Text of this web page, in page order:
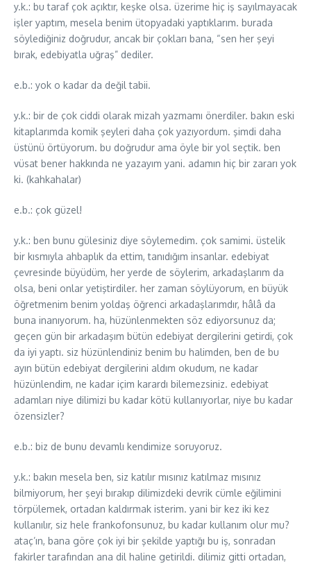
y.k.: bu taraf çok açıktır, keşke olsa. üzerime hiç iş sayılmayacak
işler yaptım, mesela benim ütopyadaki yaptıklarım. burada
söylediğiniz doğrudur, ancak bir çokları bana, “sen her şeyi
bırak, edebiyatla uğraş” dediler.
e.b.: yok o kadar da değil tabii.
y.k.: bir de çok ciddi olarak mizah yazmamı önerdiler. bakın eski
kitaplarımda komik şeyleri daha çok yazıyordum. şimdi daha
üstünü örtüyorum. bu doğrudur ama öyle bir yol seçtik. ben
vüsat bener hakkında ne yazayım yani. adamın hiç bir zararı yok
ki. (kahkahalar)
e.b.: çok güzel!
y.k.: ben bunu gülesiniz diye söylemedim. çok samimi. üstelik
bir kısmıyla ahbaplık da ettim, tanıdığım insanlar. edebiyat
çevresinde büyüdüm, her yerde de söylerim, arkadaşlarım da
olsa, beni onlar yetiştirdiler. her zaman söylüyorum, en büyük
öğretmenim benim yoldaş öğrenci arkadaşlarımdır, hâlâ da
buna inanıyorum. ha, hüzünlenmekten söz ediyorsunuz da;
geçen gün bir arkadaşım bütün edebiyat dergilerini getirdi, çok
da iyi yaptı. siz hüzünlendiniz benim bu halimden, ben de bu
ayın bütün edebiyat dergilerini aldım okudum, ne kadar
hüzünlendim, ne kadar içim karardı bilemezsiniz. edebiyat
adamları niye dilimizi bu kadar kötü kullanıyorlar, niye bu kadar
özensizler?
e.b.: biz de bunu devamlı kendimize soruyoruz.
y.k.: bakın mesela ben, siz katılır mısınız katılmaz mısınız
bilmiyorum, her şeyi bırakıp dilimizdeki devrik cümle eğilimini
törpülemek, ortadan kaldırmak isterim. yani bir kez iki kez
kullanılır, siz hele frankofonsunuz, bu kadar kullanım olur mu?
ataç’ın, bana göre çok iyi bir şekilde yaptığı bu iş, sonradan
fakirler tarafından ana dil haline getirildi. dilimiz gitti ortadan,